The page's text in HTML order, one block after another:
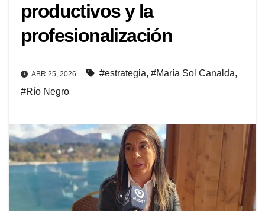
productivos y la
profesionalización
ABR 25, 2026 #estrategia, #María Sol Canalda,
#Río Negro